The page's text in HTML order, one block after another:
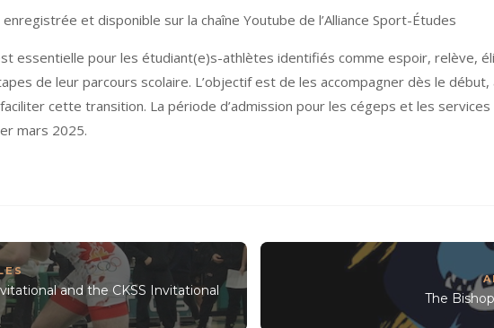
et disponible sur la chaîne Youtube de l’Alliance Sport-Études
essentielle pour les étudiant(e)s-athlètes identifiés comme espoir, relève,
de leur parcours scolaire. L’objectif est de les accompagner dès le début,
cette transition. La période d’admission pour les cégeps et les services
mars 2025.
and the CKSS Invitational
The